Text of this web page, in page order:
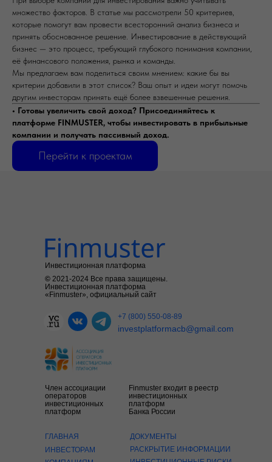
множество факторов. В статье мы рассмотрели 50 критериев,
которые помогут вам провести всесторонний анализ бизнеса и
принять обоснованное решение. Инвестирование в действующий
бизнес — это процесс, требующий глубокого понимания компании,
её финансового положения, рынка и команды.
Мы предлагаем вам поделиться своим мнением: какие бы вы
критерии добавили в этот список? Ваш опыт и идеи могут помочь
другим инвесторам принять ещё более взвешенные решения.
•⁠ ⁠Готовы увеличить свой доход? Присоединяйтесь к
платформе FINMUSTER, чтобы инвестировать в прибыльные
компании и получать пассивный доход.
Перейти к проектам
Finmuster входит в реестр
инвестиционных
платформ
Банка России
ДОКУМЕНТЫ
ГЛАВНАЯ
РАСКРЫТИЕ ИНФОРМАЦИИ
ИНВЕСТОРАМ
Инвестиционная платформа
+7 (800) 550-08-89
investplatformacb@gmail.com
Член ассоциации
операторов
инвестиционных
платформ
© 2021-2024 Все права защищены.
Инвестиционная платформа
«Finmuster», официальный сайт